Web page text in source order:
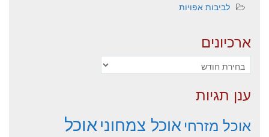
לביבות אפויות
ארכיונים
ארכיונים
ענן תגיות
אוכל מזרחיאוכל צמחוניאוכל